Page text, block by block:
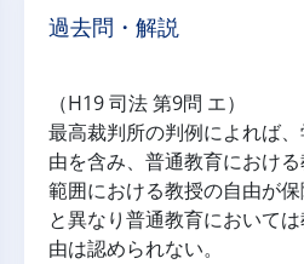
過去問・解説
（H19 司法 第9問 エ）
最高裁判所の判例によれば
由を含み、普通教育におけ
範囲における教授の自由が
と異なり普通教育において
由は認められない。